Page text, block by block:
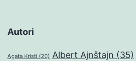
Autori
Agata Kristi (20) Albert Ajnštajn (35)